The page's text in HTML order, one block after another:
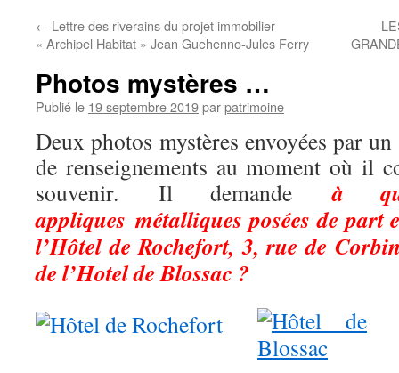
← Lettre des riverains du projet immobilier
« Archipel Habitat » Jean Guehenno-Jules Ferry
Photos mystères …
Publié le 19 septembre 2019parpatrimoine
Deux photos mystères envoyées par
de renseignements au moment où il
souvenir. Il demandeà
appliques métalliques posées de part
l’Hôtel de Rochefort, 3, rue de
de l’Hotel de Blossac ?